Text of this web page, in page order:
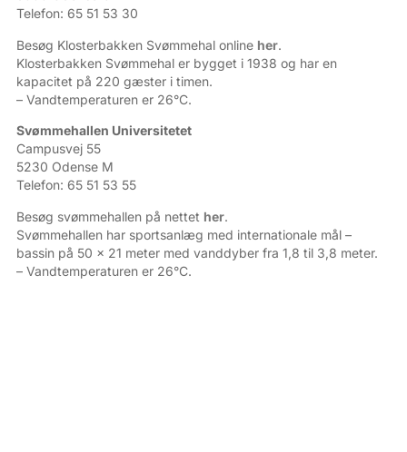
Telefon: 65 51 53 30
Besøg Klosterbakken Svømmehal online her.
Klosterbakken Svømmehal er bygget i 1938 og har en
kapacitet på 220 gæster i timen.
– Vandtemperaturen er 26°C.
Svømmehallen Universitetet
Campusvej 55
5230 Odense M
Telefon: 65 51 53 55
Besøg svømmehallen på nettet her.
Svømmehallen har sportsanlæg med internationale mål –
bassin på 50 x 21 meter med vanddyber fra 1,8 til 3,8 meter.
– Vandtemperaturen er 26°C.